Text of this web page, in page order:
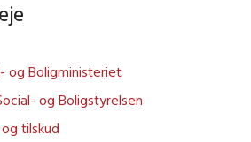
og Boligministeriet
og Boligstyrelsen
tilskud